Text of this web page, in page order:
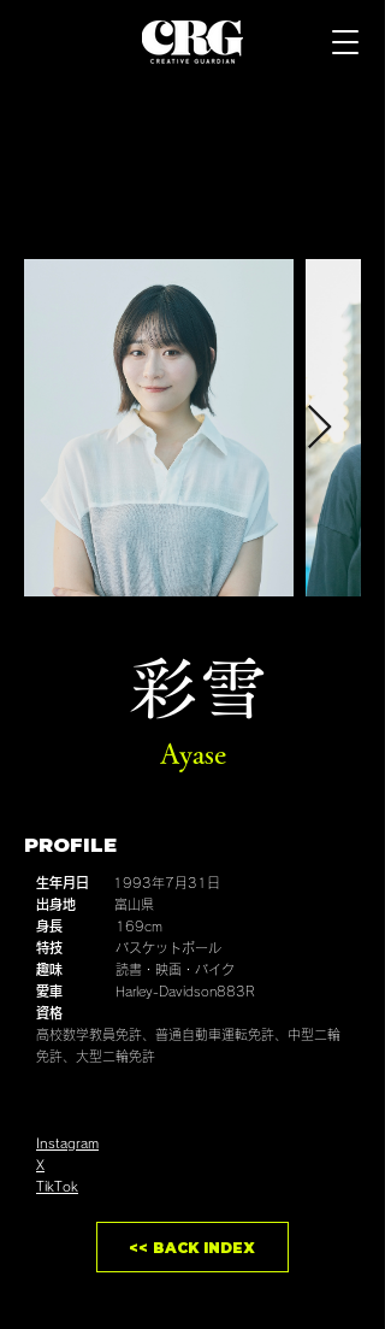
彩雪
Ayase
PROFILE
生年月日
1993年7月31日
出身地 富山県
身長 169cm
特技 バスケットボール
趣味 読書・映画・バイク
愛車 Harley-Davidson883R
資格
高校数学教員免許、普通自動車運転免許、中型二輪
免許、大型二輪免許
Instagram
X
TikTok
<< BACK INDEX